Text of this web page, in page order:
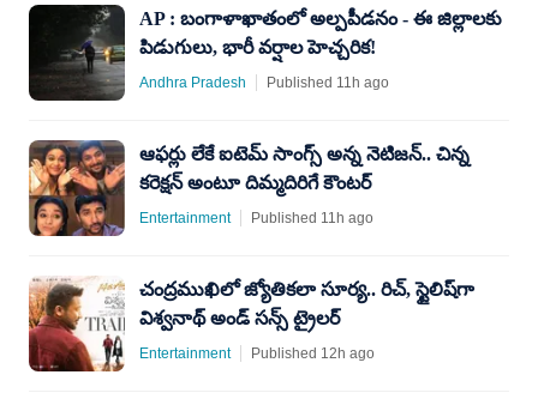
AP : బంగాళాఖాతంలో అల్పపీడనం - ఈ జిల్లాలకు
పిడుగులు, భారీ వర్షాల హెచ్చరిక!
Andhra Pradesh Published 11h ago
ఆఫర్లు లేకే ఐటెమ్ సాంగ్స్ అన్న నెటిజన్.. చిన్న
కరెక్షన్ అంటూ దిమ్మదిరిగే కౌంటర్
Entertainment Published 11h ago
చంద్రముఖిలో జ్యోతికలా సూర్య.. రిచ్, స్టైలిష్‌గా
విశ్వనాథ్ అండ్ సన్స్ ట్రైలర్
Entertainment Published 12h ago